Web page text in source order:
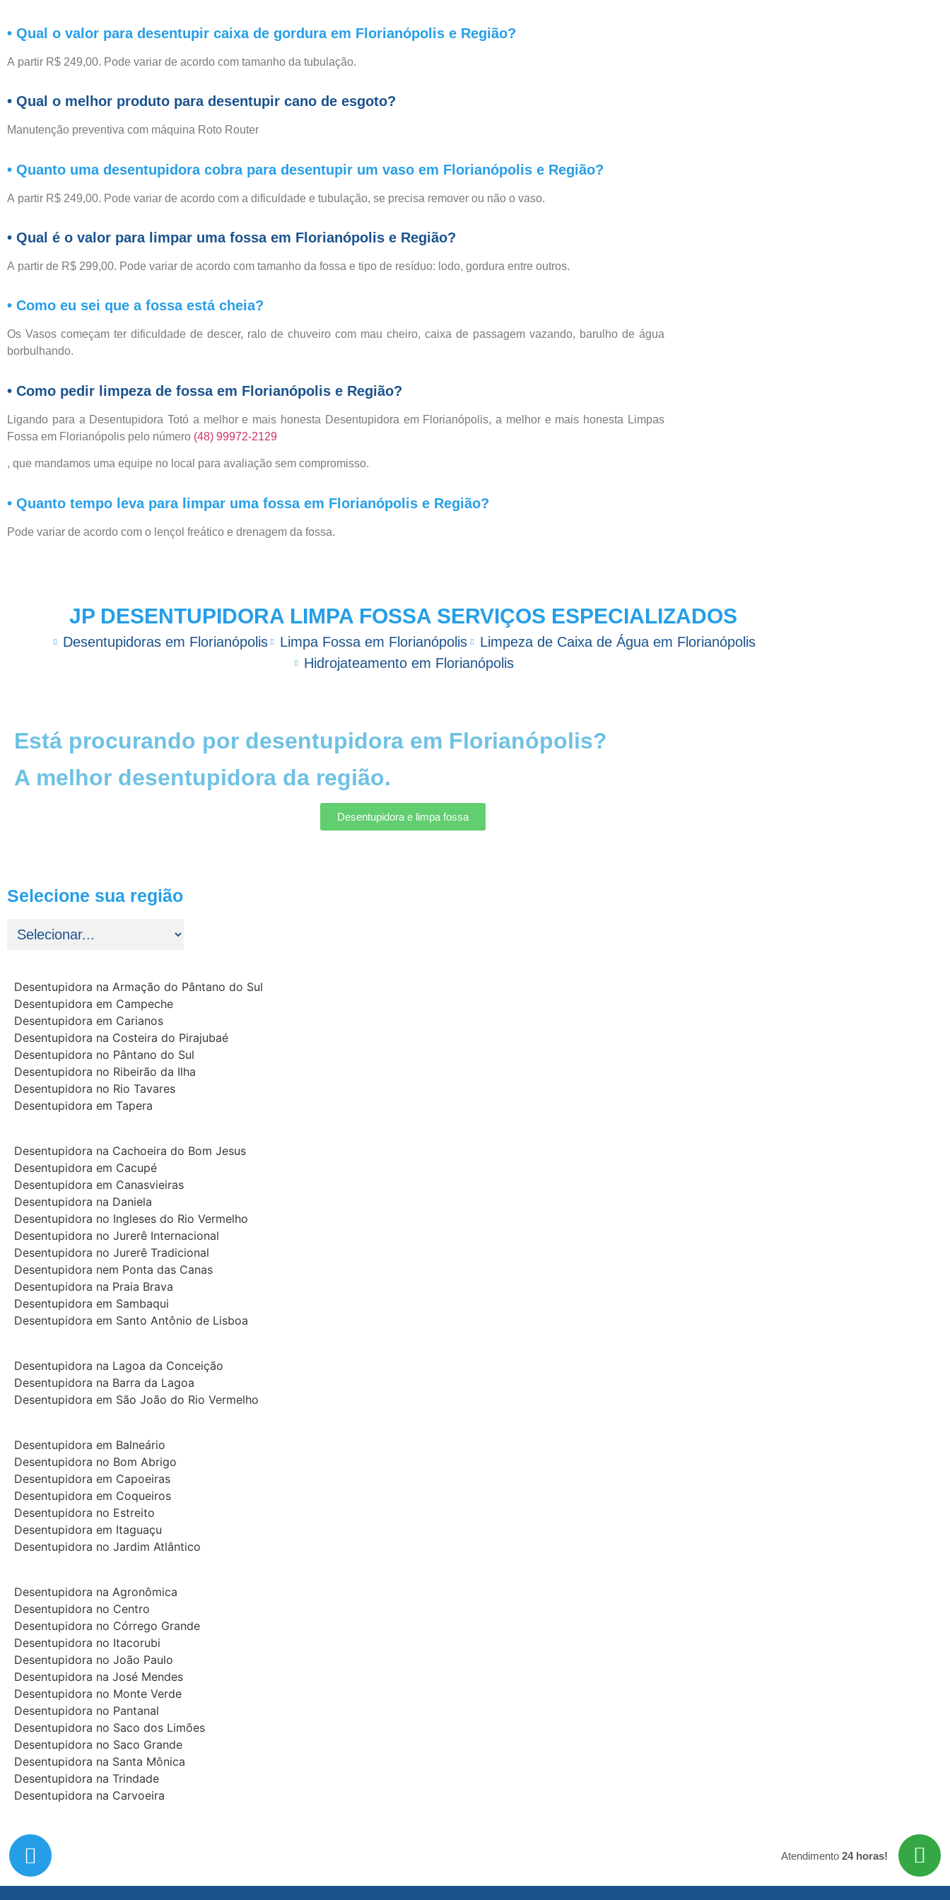
• Qual o valor para desentupir caixa de gordura em Florianópolis e Região?
A partir R$ 249,00. Pode variar de acordo com tamanho da tubulação.
• Qual o melhor produto para desentupir cano de esgoto?
Manutenção preventiva com máquina Roto Router
• Quanto uma desentupidora cobra para desentupir um vaso em Florianópolis e Região?
A partir R$ 249,00. Pode variar de acordo com a dificuldade e tubulação, se precisa remover ou não o vaso.
• Qual é o valor para limpar uma fossa em Florianópolis e Região?
A partir de R$ 299,00. Pode variar de acordo com tamanho da fossa e tipo de resíduo: lodo, gordura entre outros.
• Como eu sei que a fossa está cheia?
Os Vasos começam ter dificuldade de descer, ralo de chuveiro com mau cheiro, caixa de passagem vazando, barulho de água
borbulhando.
• Como pedir limpeza de fossa em Florianópolis e Região?
Ligando para a Desentupidora Totó a melhor e mais honesta Desentupidora em Florianópolis, a melhor e mais honesta Limpas
Fossa em Florianópolis pelo número (48) 99972-2129
, que mandamos uma equipe no local para avaliação sem compromisso.
• Quanto tempo leva para limpar uma fossa em Florianópolis e Região?
Pode variar de acordo com o lençol freático e drenagem da fossa.
JP DESENTUPIDORA LIMPA FOSSA SERVIÇOS ESPECIALIZADOS
Desentupidoras em Florianópolis Limpa Fossa em Florianópolis
Limpeza de Caixa de Água em Florianópolis
Hidrojateamento em Florianópolis
Está procurando por desentupidora em Florianópolis?
A melhor desentupidora da região.
Desentupidora e limpa fossa
Selecione sua região
Desentupidora na Armação do Pântano do Sul
Desentupidora em Campeche
Desentupidora em Carianos
Desentupidora na Costeira do Pirajubaé
Desentupidora no Pântano do Sul
Desentupidora no Ribeirão da Ilha
Desentupidora no Rio Tavares
Desentupidora em Tapera
Desentupidora na Cachoeira do Bom Jesus
Desentupidora em Cacupé
Desentupidora em Canasvieiras
Desentupidora na Daniela
Desentupidora no Ingleses do Rio Vermelho
Desentupidora no Jurerê Internacional
Desentupidora no Jurerê Tradicional
Desentupidora nem Ponta das Canas
Desentupidora na Praia Brava
Desentupidora em Sambaqui
Desentupidora em Santo Antônio de Lisboa
Desentupidora na Lagoa da Conceição
Desentupidora na Barra da Lagoa
Desentupidora em São João do Rio Vermelho
Desentupidora em Balneário
Desentupidora no Bom Abrigo
Desentupidora em Capoeiras
Desentupidora em Coqueiros
Desentupidora no Estreito
Desentupidora em Itaguaçu
Desentupidora no Jardim Atlântico
Desentupidora na Agronômica
Desentupidora no Centro
Desentupidora no Córrego Grande
Desentupidora no Itacorubi
Desentupidora no João Paulo
Desentupidora na José Mendes
Desentupidora no Monte Verde
Desentupidora no Pantanal
Desentupidora no Saco dos Limões
Desentupidora no Saco Grande
Desentupidora na Santa Mônica
Desentupidora na Trindade
Desentupidora na Carvoeira
Atendimento 24 horas!